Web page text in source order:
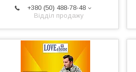
+380 (50) 488-78-48
Відділ продажу